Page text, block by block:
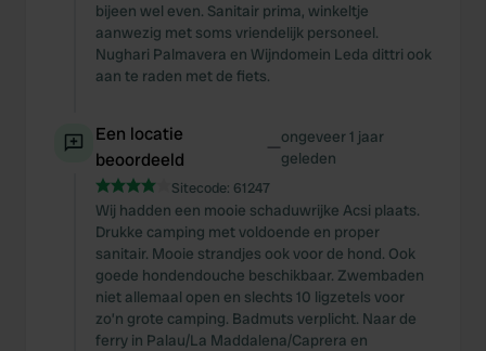
bijeen wel even. Sanitair prima, winkeltje
aanwezig met soms vriendelijk personeel.
Nughari Palmavera en Wijndomein Leda dittri ook
aan te raden met de fiets.
Een locatie
beoordeeld
—ongeveer 1 jaar
geleden
Sitecode: 61247
Wij hadden een mooie schaduwrijke Acsi plaats.
Drukke camping met voldoende en proper
sanitair. Mooie strandjes ook voor de hond. Ook
goede hondendouche beschikbaar. Zwembaden
niet allemaal open en slechts 10 ligzetels voor
zo’n grote camping. Badmuts verplicht. Naar de
ferry in Palau/La Maddalena/Caprera en